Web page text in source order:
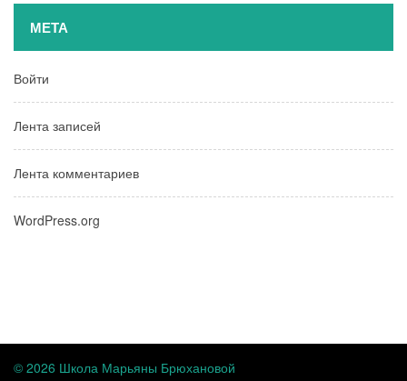
МЕТА
Войти
Лента записей
Лента комментариев
WordPress.org
© 2026 Школа Марьяны Брюхановой